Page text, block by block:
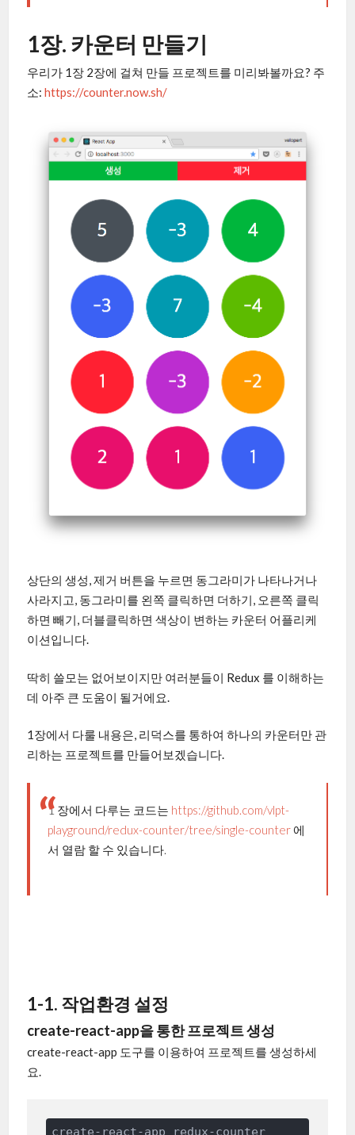
1장. 카운터 만들기
우리가 1장 2장에 걸쳐 만들 프로젝트를 미리봐볼까요? 주
소: https://counter.now.sh/
상단의 생성, 제거 버튼을 누르면 동그라미가 나타나거나
사라지고, 동그라미를 왼쪽 클릭하면 더하기, 오른쪽 클릭
하면 빼기, 더블클릭하면 색상이 변하는 카운터 어플리케
이션입니다.
딱히 쓸모는 없어보이지만 여러분들이 Redux 를 이해하는
데 아주 큰 도움이 될거에요.
1장에서 다룰 내용은, 리덕스를 통하여 하나의 카운터만 관
리하는 프로젝트를 만들어보겠습니다.
1 장에서 다루는 코드는 https://github.com/vlpt-
playground/redux-counter/tree/single-counter에
서 열람 할 수 있습니다.
1-1. 작업환경 설정
create-react-app을 통한 프로젝트 생성
create-react-app 도구를 이용하여 프로젝트를 생성하세
요.